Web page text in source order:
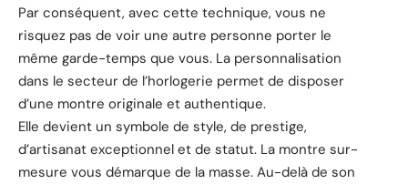
Par conséquent, avec cette technique, vous ne
risquez pas de voir une autre personne porter le
même garde-temps que vous. La personnalisation
dans le secteur de l’horlogerie permet de disposer
d’une montre originale et authentique.
Elle devient un symbole de style, de prestige,
d’artisanat exceptionnel et de statut. La montre sur-
mesure vous démarque de la masse. Au-delà de son